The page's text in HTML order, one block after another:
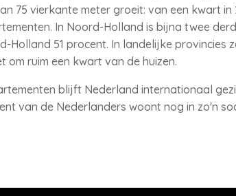
75 vierkante meter groeit: van een kwart
In Noord-Holland is bijna twee
Holland 51 procent. In landelijke provincies
om ruim een kwart van de huizen.
blijft Nederland internationaal
van de Nederlanders woont nog in zo'n